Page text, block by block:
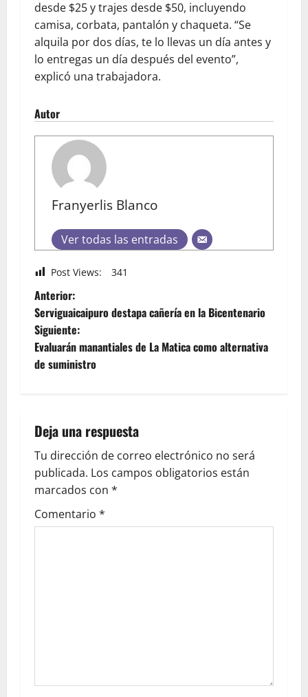
desde $25 y trajes desde $50, incluyendo
camisa, corbata, pantalón y chaqueta. “Se
alquila por dos días, te lo llevas un día antes y
lo entregas un día después del evento”,
explicó una trabajadora.
Autor
Franyerlis Blanco
Ver todas las entradas
Post Views: 341
Anterior:
Serviguaicaipuro destapa cañería en la Bicentenario
Siguiente:
Evaluarán manantiales de La Matica como alternativa
de suministro
Deja una respuesta
Tu dirección de correo electrónico no será
publicada. Los campos obligatorios están
marcados con *
Comentario *